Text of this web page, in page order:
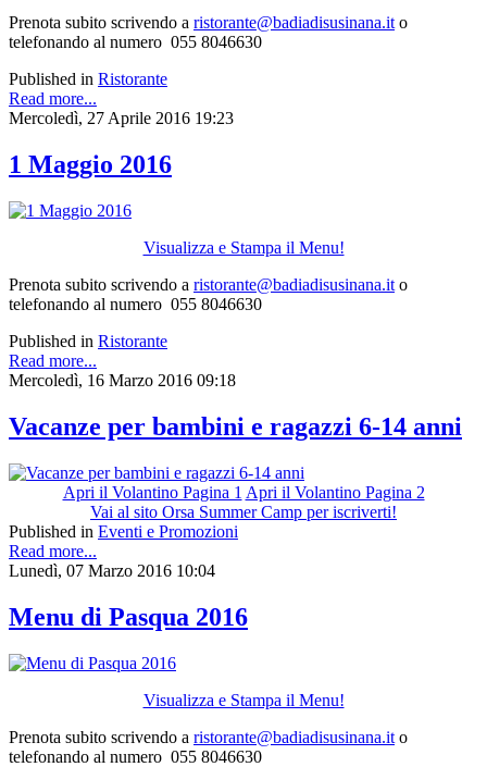
Prenota subito scrivendo a ristorante@badiadisusinana.it o
telefonando al numero 055 8046630
Published in Ristorante
Read more...
Mercoledì, 27 Aprile 2016 19:23
1 Maggio 2016
Visualizza e Stampa il Menu!
Prenota subito scrivendo a ristorante@badiadisusinana.it o
telefonando al numero 055 8046630
Published in Ristorante
Read more...
Mercoledì, 16 Marzo 2016 09:18
Vacanze per bambini e ragazzi 6-14 anni
Apri il Volantino Pagina 1 Apri il Volantino Pagina 2
Vai al sito Orsa Summer Camp per iscriverti!
Published in Eventi e Promozioni
Read more...
Lunedì, 07 Marzo 2016 10:04
Menu di Pasqua 2016
Visualizza e Stampa il Menu!
Prenota subito scrivendo a ristorante@badiadisusinana.it o
telefonando al numero 055 8046630